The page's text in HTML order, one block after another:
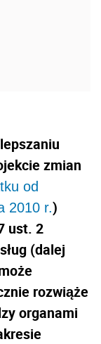
zmian
od
2010 r.)
ust. 2
(dalej
rozwiąże
organami